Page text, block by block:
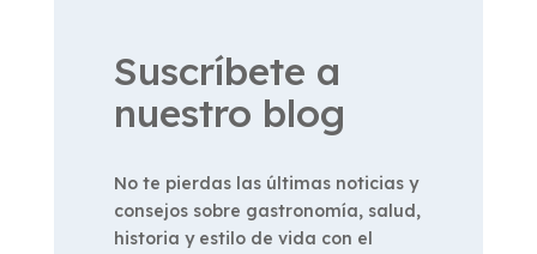
Suscríbete a
nuestro blog
No te pierdas las últimas noticias y
consejos sobre gastronomía, salud,
historia y estilo de vida con el